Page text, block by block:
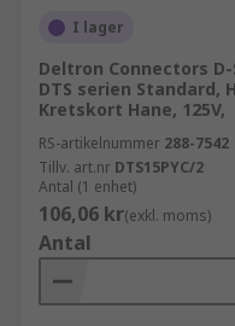
I lager
Deltron Connectors
DTS serien Standard,
Kretskort Hane, 125V,
RS-artikelnummer 288-7542
Tillv. art.nr DTS15PYC/2
Antal (1 enhet)
106,06 kr(exkl. moms)
Antal